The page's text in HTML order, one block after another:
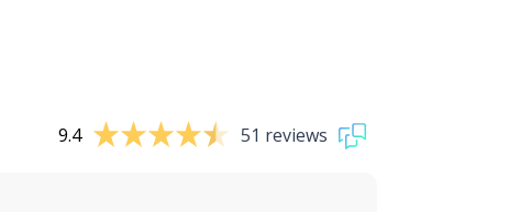
9.4 51 reviews